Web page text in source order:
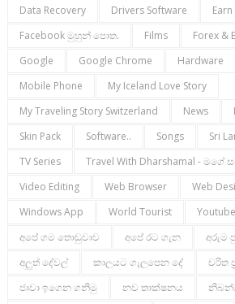
Data Recovery
Drivers Software
Facebook මුහුන් පොත.
Films
Forex &
Google
Google Chrome Hardware
Mobile Phone
My Iceland Love Story
My Traveling Story Switzerland
News
Skin Pack
Software.. Songs
Sri
TV Series
Travel With Dharshamal - මගේ
Video Editing
Web Browser Web
Windows App
World Tourist Youtube
අපේ ගම තොඩුවාව
අපේ රට ගැන
අරුම
අලුත් දේවල්
කාලයට ගැලපෙන දේ
චරිත
ජාවා ඉගෙන ගනිමු
නව තාක්ෂනය